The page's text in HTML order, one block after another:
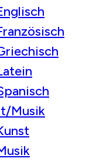
Musik